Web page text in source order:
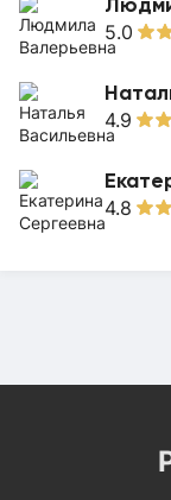
5.0
4.9
4.8